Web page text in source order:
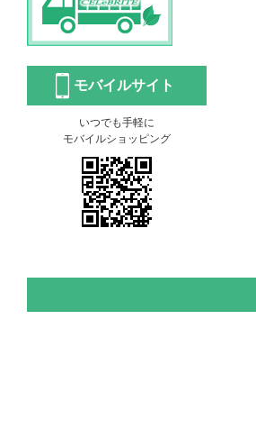
モバイルサイト
いつでも手軽に
モバイルショッピング